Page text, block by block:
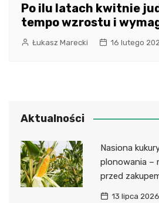
Po ilu latach kwitnie
tempo wzrostu i
Łukasz Marecki 16 lutego
Aktualności
Nasiona
plonowania –
przed
13 lipca 2026